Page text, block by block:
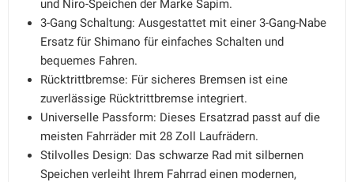
und Niro-Speichen der Marke Sapim.
3-Gang Schaltung: Ausgestattet mit einer 3-Gang-Nabe
Ersatz für Shimano für einfaches Schalten und
bequemes Fahren.
Rücktrittbremse: Für sicheres Bremsen ist eine
zuverlässige Rücktrittbremse integriert.
Universelle Passform: Dieses Ersatzrad passt auf die
meisten Fahrräder mit 28 Zoll Laufrädern.
Stilvolles Design: Das schwarze Rad mit silbernen
Speichen verleiht Ihrem Fahrrad einen modernen,